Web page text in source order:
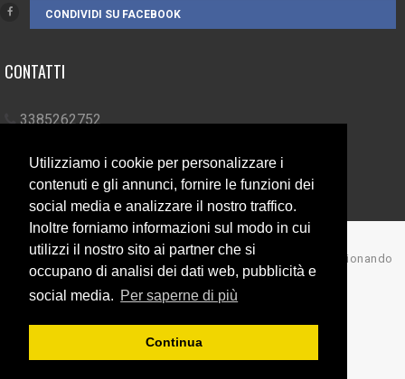
Utilizziamo i cookie per personalizzare i
contenuti e gli annunci, fornire le funzioni dei
social media e analizzare il nostro traffico.
Inoltre forniamo informazioni sul modo in cui
utilizzi il nostro sito ai partner che si
occupano di analisi dei dati web, pubblicità e
social media. Per saperne di più
Continua
CONDIVIDI SU FACEBOOK
CONTATTI
3385262752
© Copyright 2017 Campionando
Back to top